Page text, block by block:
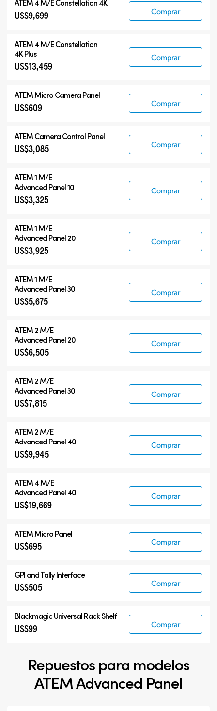
ATEM 4 M/E Constellation 4K
US$9,699 Comprar
ATEM4 M/E Constellation
4K Plus
US$13,459
Comprar
ATEM Micro Camera Panel
US$609 Comprar
ATEM Camera Control Panel
US$3,085 Comprar
ATEM 1 M/E
Advanced Panel 10
US$3,325
Comprar
ATEM 1 M/E
Advanced Panel 20
US$3,925
Comprar
ATEM 1 M/E
Advanced Panel 30
US$5,675
Comprar
ATEM 2 M/E
Advanced Panel 20
US$6,505
Comprar
ATEM 2 M/E
Advanced Panel 30
US$7,815
Comprar
ATEM 2 M/E
Advanced Panel 40
US$9,945
Comprar
ATEM 4 M/E
Advanced Panel 40
US$19,669
Comprar
ATEM Micro Panel
US$695 Comprar
GPI and Tally Interface
US$505 Comprar
Blackmagic Universal Rack Shelf
US$99 Comprar
Repuestos para modelos
ATEM Advanced Panel